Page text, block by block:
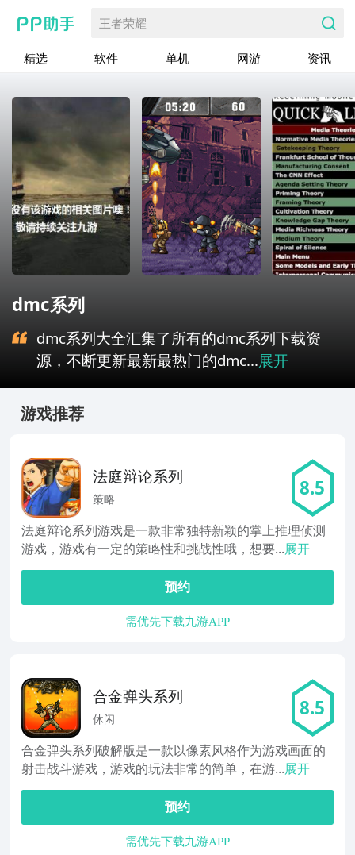
王者荣耀
精选 软件 单机 网游 资讯
dmc系列
dmc系列大全汇集了所有的dmc系列下载资
源，不断更新最新最热门的dmc...展开
游戏推荐
法庭辩论系列
策略 8.5
法庭辩论系列游戏是一款非常独特新颖的掌上推理侦测
游戏，游戏有一定的策略性和挑战性哦，想要...展开
预约
需优先下载九游APP
合金弹头系列
休闲 8.5
合金弹头系列破解版是一款以像素风格作为游戏画面的
射击战斗游戏，游戏的玩法非常的简单，在游...展开
预约
需优先下载九游APP